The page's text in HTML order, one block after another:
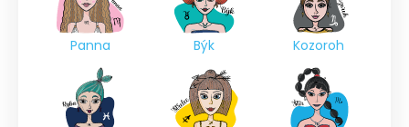
Panna Býk Kozoroh